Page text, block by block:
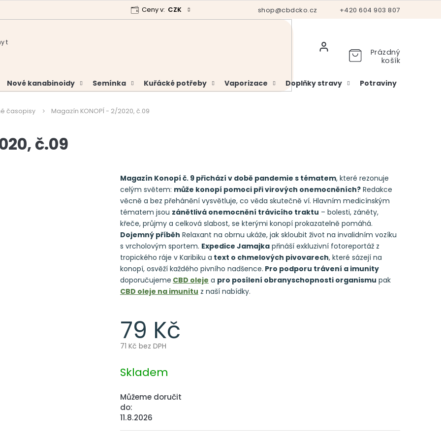
+420 604 903 807
shop@cbdcko.cz
Analýzy a certifikáty Hodnocení obchodu Vrácení a reklamace
Ceny v: CZK
Prázdný
košík
Nové kanabinoidy Semínka Kuřácké potřeby Vaporizace Doplňky stravy Potraviny
časopisy Magazín KONOPÍ - 2/2020, č.09
č.09
79 Kč
71 Kč bez DPH
cena:
Skladem
Můžeme doručit
do:
11.8.2026
Magazín Konopí č. 9 přichází v době pandemie s tématem, které rezonuje
celým světem: může konopí pomoci při virových onemocněních? Redakce
věcně a bez přehánění vysvětluje, co věda skutečně ví. Hlavním medicínským
tématem jsou zánětlivá onemocnění trávicího traktu – bolesti, záněty,
křeče, průjmy a celková slabost, se kterými konopí prokazatelně pomáhá.
Dojemný příběh Relaxant na obrnu ukáže, jak skloubit život na invalidním vozíku
s vrcholovým sportem. Expedice Jamajka přináší exkluzivní fotoreportáž z
tropického ráje v Karibiku a text o chmelových pivovarech, které sázejí na
konopí, osvěží každého pivního nadšence. Pro podporu trávení a imunity
doporučujeme CBD oleje a pro posílení obranyschopnosti organismu pak
CBD oleje na imunitu z naší nabídky.